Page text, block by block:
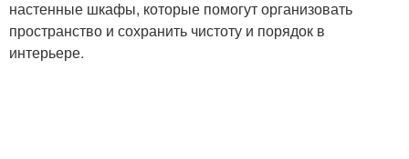
настенные шкафы, которые помогут организовать
пространство и сохранить чистоту и порядок в
интерьере.